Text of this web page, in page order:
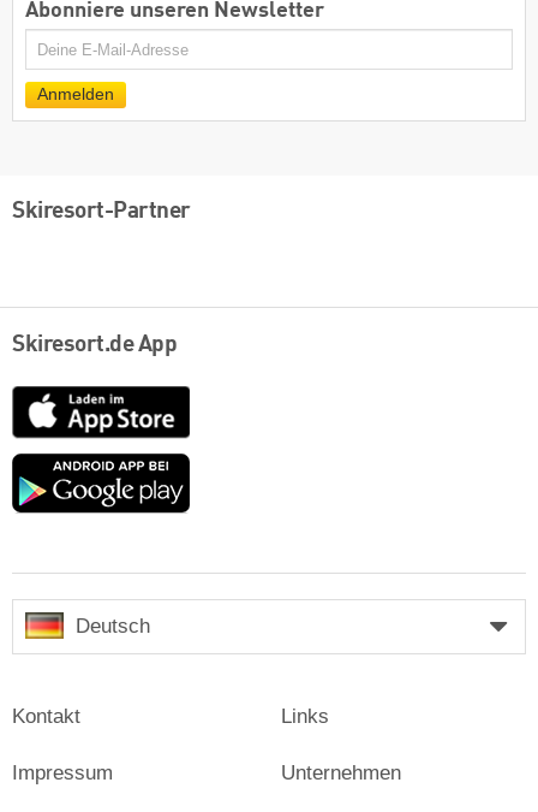
Abonniere unseren Newsletter
E-
Mail
Anmelden
Skiresort-Partner
Skiresort.de App
App
Store
Google
Deutsch
Kontakt
Impressum
Links
Unternehmen